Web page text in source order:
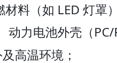
料（如 LED 灯
动力电池外壳（
高温环境；